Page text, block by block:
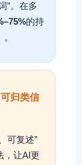
”。在多
的持
归类信
可复述”
，让AI更